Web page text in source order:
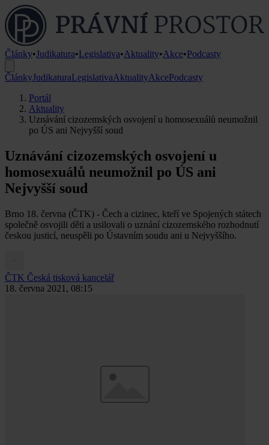
Články•Judikatura•Legislativa•Aktuality•Akce•Podcasty
ČlánkyJudikaturaLegislativaAktualityAkcePodcasty
Portál
Aktuality
Uznávání cizozemských osvojení u homosexuálů neumožnil
po ÚS ani Nejvyšší soud
Uznávání cizozemských osvojení u
homosexuálů neumožnil po ÚS ani
Nejvyšší soud
Brno 18. června (ČTK) - Čech a cizinec, kteří ve Spojených státech
společně osvojili děti a usilovali o uznání cizozemského rozhodnutí
českou justicí, neuspěli po Ústavním soudu ani u Nejvyššího.
ČTK Česká tisková kancelář
18. června 2021, 08:15